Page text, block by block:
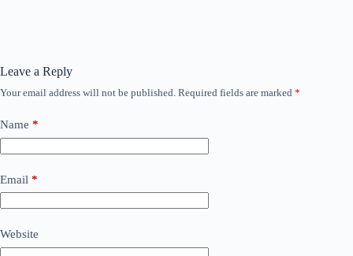
Leave a Reply
Your email address will not be published. Required fields are marked *
Name *
Email *
Website